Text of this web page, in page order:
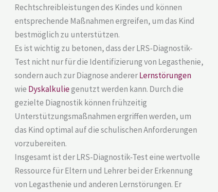
Rechtschreibleistungen des Kindes und können
entsprechende Maßnahmen ergreifen, um das Kind
bestmöglich zu unterstützen.
Es ist wichtig zu betonen, dass der LRS-Diagnostik-
Test nicht nur für die Identifizierung von Legasthenie,
sondern auch zur Diagnose andererLernstörungen
wie Dyskalkuliegenutzt werden kann. Durch die
gezielte Diagnostik können frühzeitig
Unterstützungsmaßnahmen ergriffen werden, um
das Kind optimal auf die schulischen Anforderungen
vorzubereiten.
Insgesamt ist der LRS-Diagnostik-Test eine wertvolle
Ressource für Eltern und Lehrer bei der Erkennung
von Legasthenie und anderen Lernstörungen. Er